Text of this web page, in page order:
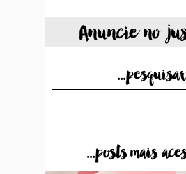
Anuncie no
...posts mais